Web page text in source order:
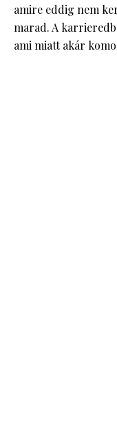
amire eddig nem
marad. A
ami miatt akár